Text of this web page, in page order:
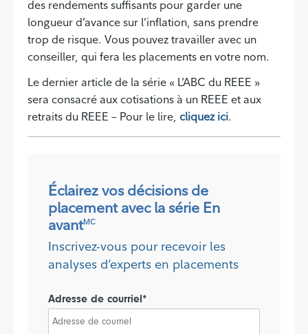
des rendements suffisants pour garder une
longueur d’avance sur l’inflation, sans prendre
trop de risque. Vous pouvez travailler avec un
conseiller, qui fera les placements en votre nom.
Le dernier article de la série « L’ABC du REEE »
sera consacré aux cotisations à un REEE et aux
retraits du REEE – Pour le lire, cliquez ici.
Éclairez vos décisions de
placement avec la série En
avantMC
Inscrivez-vous pour recevoir les
analyses d’experts en placements
Adresse de courriel*